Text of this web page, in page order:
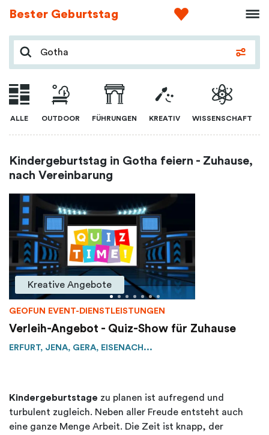
Bester Geburtstag
ALLE OUTDOOR FÜHRUNGEN KREATIV WISSENSCHAFT
Kindergeburtstag in Gotha feiern - Zuhause,
nach Vereinbarung
Kreative Angebote
GEOFUN EVENT-DIENSTLEISTUNGEN
Verleih-Angebot - Quiz-Show für Zuhause
ERFURT, JENA, GERA, EISENACH...
Kindergeburtstage zu planen ist aufregend und
turbulent zugleich. Neben aller Freude entsteht auch
eine ganze Menge Arbeit. Die Zeit ist knapp, der